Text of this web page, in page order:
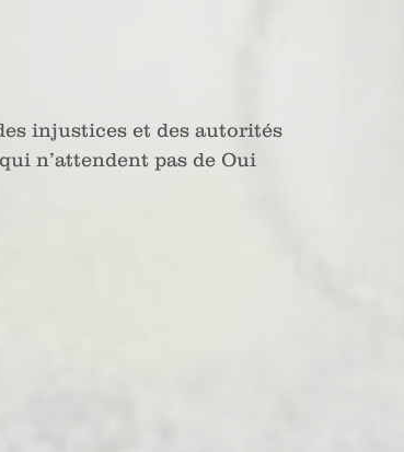
injustices et des autorités
n’attendent pas de Oui